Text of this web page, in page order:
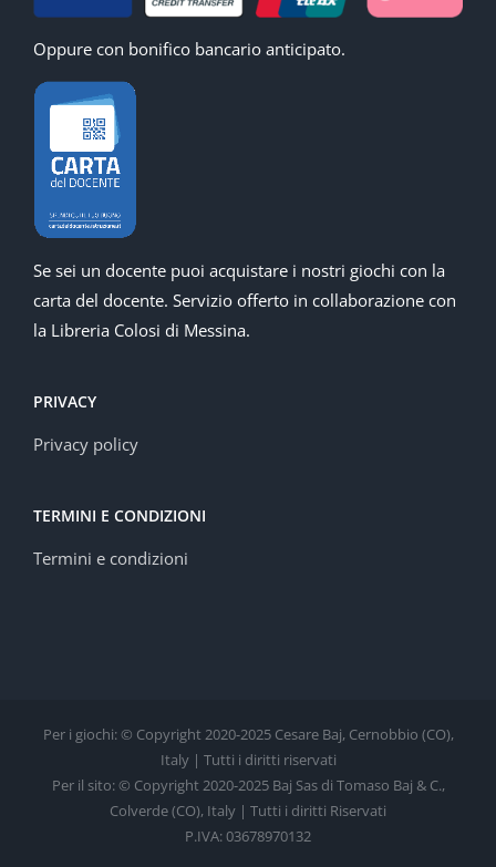
Oppure con bonifico bancario anticipato.
Se sei un docente puoi acquistare i nostri giochi con la
carta del docente. Servizio offerto in collaborazione con
la Libreria Colosi di Messina.
PRIVACY
Privacy policy
TERMINI E CONDIZIONI
Termini e condizioni
Per i giochi: © Copyright 2020-2025 Cesare Baj, Cernobbio (CO),
Italy | Tutti i diritti riservati
Per il sito: © Copyright 2020-2025 Baj Sas di Tomaso Baj & C.,
Colverde (CO), Italy | Tutti i diritti Riservati
P.IVA: 03678970132